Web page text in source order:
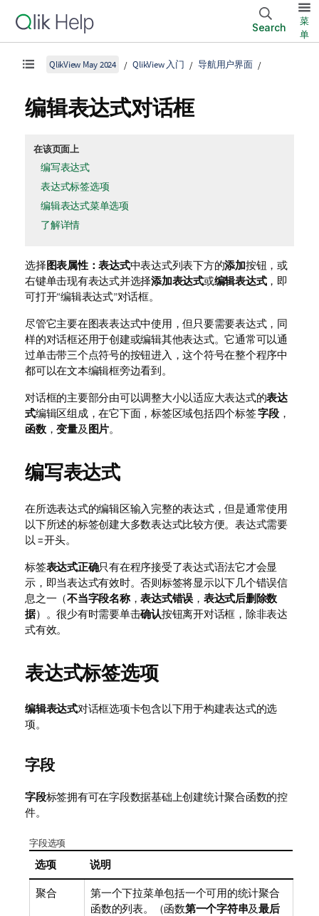
Search
菜
单
QlikView May 2024 QlikView 入门 导航用户界面
编辑表达式对话框
在该页面上
编写表达式
表达式标签选项
编辑表达式菜单选项
了解详情
选择图表属性：表达式中表达式列表下方的添加按钮，或
右键单击现有表达式并选择添加表达式或编辑表达式，即
可打开“编辑表达式”对话框。
尽管它主要在图表表达式中使用，但只要需要表达式，同
样的对话框还用于创建或编辑其他表达式。它通常可以通
过单击带三个点符号的按钮进入，这个符号在整个程序中
都可以在文本编辑框旁边看到。
对话框的主要部分由可以调整大小以适应大表达式的表达
式编辑区组成，在它下面，标签区域包括四个标签字段，
函数，变量及 图片。
编写表达式
在所选表达式的编辑区输入完整的表达式，但是通常使用
以下所述的标签创建大多数表达式比较方便。表达式需要
以 =开头。
标签表达式正确只有在程序接受了表达式语法它才会显
示，即当表达式有效时。否则标签将显示以下几个错误信
息之一（不当字段名称，表达式错误 ， 表达式后删除数
据）。很少有时需要单击确认按钮离开对话框，除非表达
式有效。
表达式标签选项
编辑表达式对话框选项卡包含以下用于构建表达式的选
项。
字段
字段标签拥有可在字段数据基础上创建统计聚合函数的控
件。
字段选项
选项 说明
聚合
第一个下拉菜单包括一个可用的统计聚合
函数的列表。（函数第一个字符串及最后